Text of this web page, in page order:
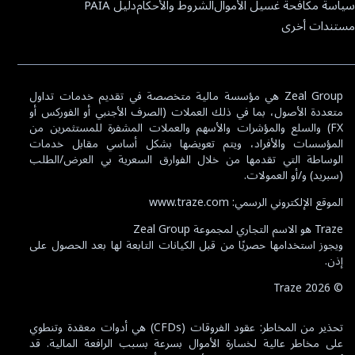
سياسة مكافحة غسيل الأموالالشروط والأحكامدليل PAIA
مستندات أخرى
Zeal Group هي مؤسسة مالية متخصصة في تقديم خدمات تداول
متعددة الأصول، بما في ذلك العملات (الصرف الأجنبي أو الفوركس أو
FX) والسلع والمؤشرات والأسهم والعملات المشفرة للمستثمرين من
المؤسسات والأفراد، ويتم تعويضها بشكل أساسي مقابل خدمات
الوساطة التي تقدمها من خلال الفوارق السعرية بي العرض/الطلب
(سبريد) و/أو العمولات.
الموقع الإلكتروني الرسمي: www.traze.com
Traze هو الاسم التجاري لمجموعة Zeal Group
ويجوز استخدامها حصريًا من قبل الكيانات التابعة لها بعد الحصول على
إذن.
©
2026
تحذير من المخاطر: عقود الفروقات (CFDs) هي أدوات معقدة وتنطوي
على مخاطر عالية لخسارة الأموال بسرعة بسبب الرافعة المالية. قد